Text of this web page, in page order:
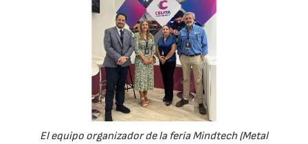
El equipo organizador de la feria Mindtech (Metal